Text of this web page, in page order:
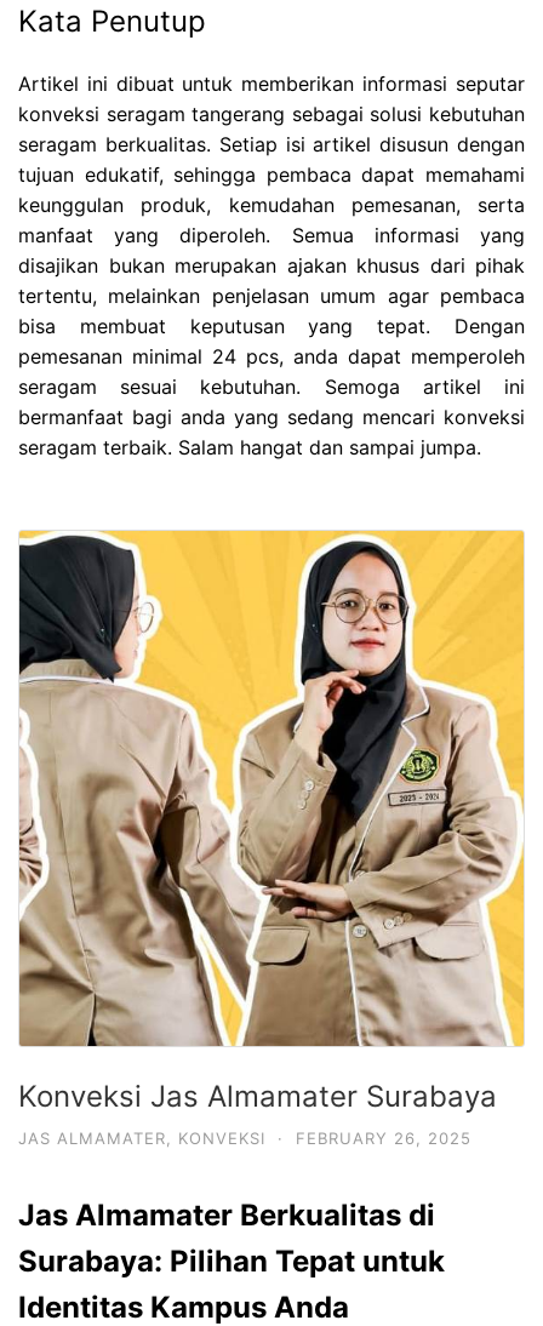
Kata Penutup
Artikel ini dibuat untuk memberikan informasi seputar
konveksi seragam tangerang sebagai solusi kebutuhan
seragam berkualitas. Setiap isi artikel disusun dengan
tujuan edukatif, sehingga pembaca dapat memahami
keunggulan produk, kemudahan pemesanan, serta
manfaat yang diperoleh. Semua informasi yang
disajikan bukan merupakan ajakan khusus dari pihak
tertentu, melainkan penjelasan umum agar pembaca
bisa membuat keputusan yang tepat. Dengan
pemesanan minimal 24 pcs, anda dapat memperoleh
seragam sesuai kebutuhan. Semoga artikel ini
bermanfaat bagi anda yang sedang mencari konveksi
seragam terbaik. Salam hangat dan sampai jumpa.
Konveksi Jas Almamater Surabaya
JAS ALMAMATER KONVEKSI · FEBRUARY 26, 2025
Jas Almamater Berkualitas di
Surabaya: Pilihan Tepat untuk
Identitas Kampus Anda